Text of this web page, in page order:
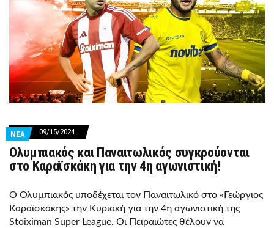
ΝΕΑ 09/15/2024
Ολυμπιακός και Παναιτωλικός συγκρούονται
στο Καραϊσκάκη για την 4η αγωνιστική!
Ο Ολυμπιακός υποδέχεται τον Παναιτωλικό στο «Γεώργιος
Καραϊσκάκης» την Κυριακή για την 4η αγωνιστική της
Stoiximan Super League. Οι Πειραιώτες θέλουν να